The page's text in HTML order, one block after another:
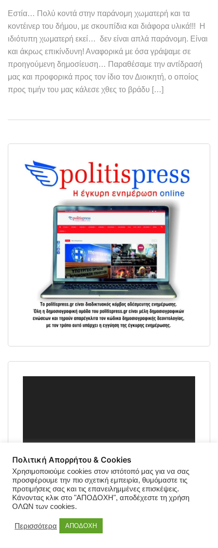
Εστία… Πολύ κοντά στην παράνομη χωματερή και τα
κοντέινερ του δήμου, με σκουπίδια και διάφορα υλικά!!! Η
ιδιότυπη χωματερή εκεί… δεν είναι απλά παράνομη. Είναι
και άκρως επικίνδυνη! Αναφορικά με όσα γράψαμε σε
προηγούμενη δημοσίευση… Παραθέσαμε την αντίδρασή
μας και προφορικά προς τον ίδιο τον Διοικητή, ο οποίος
προς τιμήν του μας κάλεσε χθες το βράδυ […]
Πολιτική Απορρήτου & Cookies
Χρησιμοποιούμε cookies στον ιστότοπό μας για να σας
προσφέρουμε την πιο σχετική εμπειρία, θυμόμαστε τις
προτιμήσεις σας και τις επανειλημμένες επισκέψεις.
Κάνοντας κλικ στο "ΑΠΟΔΟΧΗ", αποδέχεστε τη χρήση
ΟΛΩΝ των cookies.
Περισσότερα ΑΠΟΔΟΧΗ